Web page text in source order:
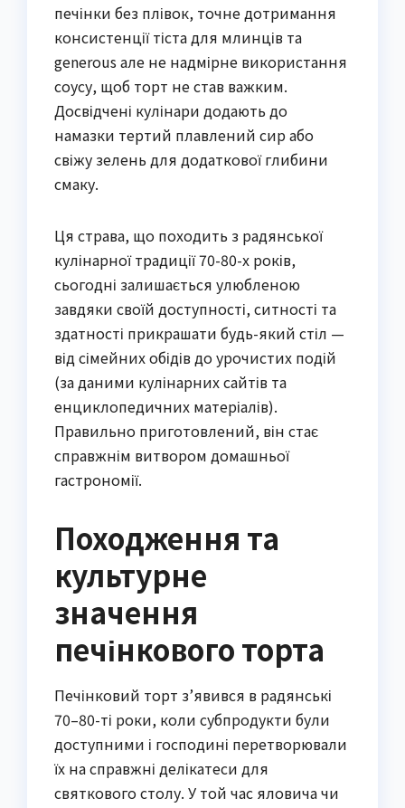
печінки без плівок, точне дотримання
консистенції тіста для млинців та
generous але не надмірне використання
соусу, щоб торт не став важким.
Досвідчені кулінари додають до
намазки тертий плавлений сир або
свіжу зелень для додаткової глибини
смаку.
Ця страва, що походить з радянської
кулінарної традиції 70-80-х років,
сьогодні залишається улюбленою
завдяки своїй доступності, ситності та
здатності прикрашати будь-який стіл —
від сімейних обідів до урочистих подій
(за даними кулінарних сайтів та
енциклопедичних матеріалів).
Правильно приготовлений, він стає
справжнім витвором домашньої
гастрономії.
Походження та
культурне
значення
печінкового торта
Печінковий торт з’явився в радянські
70–80-ті роки, коли субпродукти були
доступними і господині перетворювали
їх на справжні делікатеси для
святкового столу. У той час яловича чи